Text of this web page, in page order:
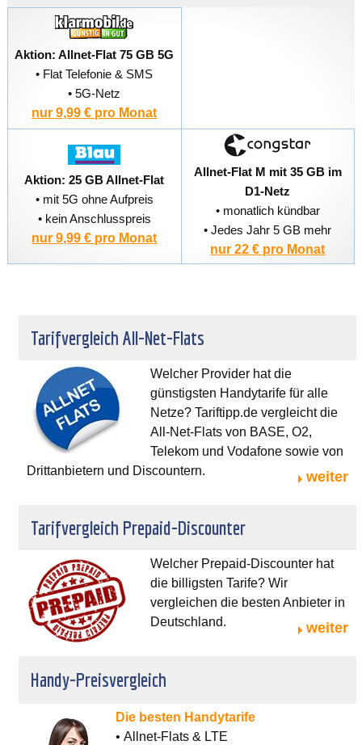
Aktion: Allnet-Flat 75 GB 5G
• Flat Telefonie & SMS
• 5G-Netz
nur 9,99 € pro Monat
Aktion: 25 GB Allnet-Flat
• mit 5G ohne Aufpreis
• kein Anschlusspreis
nur 9,99 € pro Monat
Allnet-Flat M mit 35 GB im
D1-Netz
• monatlich kündbar
• Jedes Jahr 5 GB mehr
nur 22 € pro Monat
Tarifvergleich All-Net-Flats
Welcher Provider hat die
günstigsten Handytarife für alle
Netze? Tariftipp.de vergleicht die
All-Net-Flats von BASE, O2,
Telekom und Vodafone sowie von
Drittanbietern und Discountern.
weiter
Tarifvergleich Prepaid-Discounter
Welcher Prepaid-Discounter hat
die billigsten Tarife? Wir
vergleichen die besten Anbieter in
Deutschland.
weiter
Handy-Preisvergleich
Die besten Handytarife
• Allnet-Flats & LTE